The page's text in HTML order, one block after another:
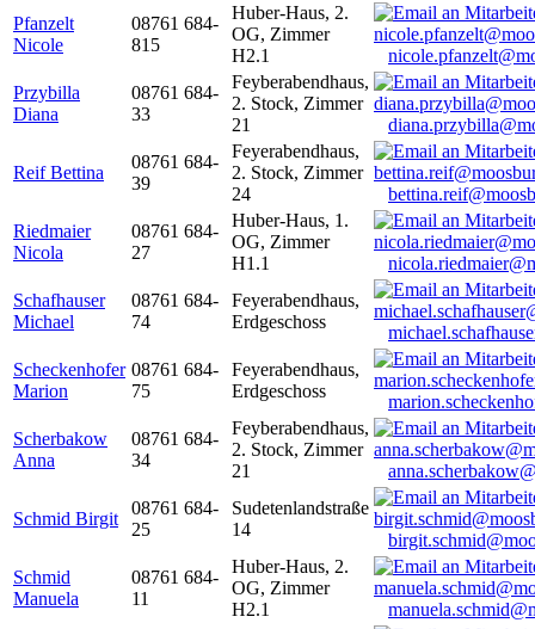
Pfanzelt
Nicole
08761 684-
815
Huber-Haus, 2.
OG, Zimmer
H2.1
Przybilla
Diana
08761 684-
33
Feyberabendhaus,
2. Stock, Zimmer
21
Reif Bettina
08761 684-
39
Feyerabendhaus,
2. Stock, Zimmer
24
Riedmaier
Nicola
08761 684-
27
Huber-Haus, 1.
OG, Zimmer
H1.1
Schafhauser
Michael
08761 684-
74
Feyerabendhaus,
Erdgeschoss
Scheckenhofer
Marion
08761 684-
75
Feyerabendhaus,
Erdgeschoss
Scherbakow
Anna
08761 684-
34
Feyberabendhaus,
2. Stock, Zimmer
21
Schmid Birgit
08761 684-
25
Sudetenlandstraße
14
Schmid
Manuela
08761 684-
11
Huber-Haus, 2.
OG, Zimmer
H2.1